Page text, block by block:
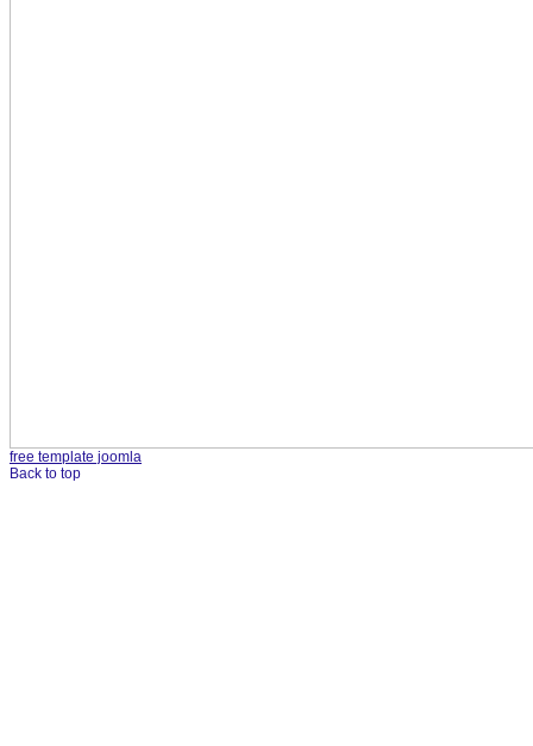
free template joomla
Back to top